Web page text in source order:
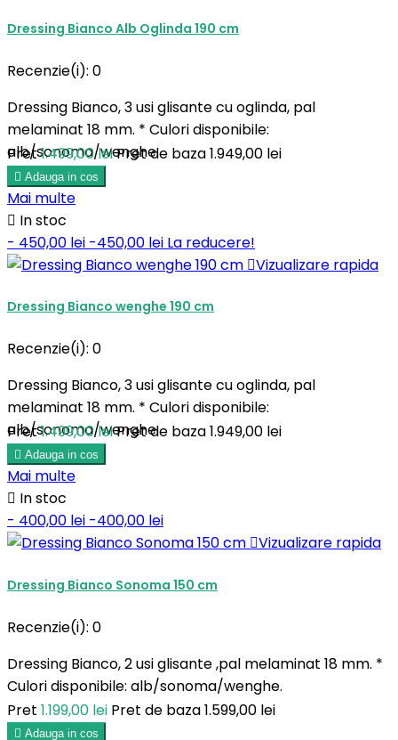
Dressing Bianco Alb Oglinda 190 cm
Recenzie(i): 0
Dressing Bianco, 3 usi glisante cu oglinda, pal
melaminat 18 mm. * Culori disponibile:
alb/sonoma/wenghe.
Pret1.499,00 leiPret de baza1.949,00 lei
 Adauga in cos
Mai multe
 In stoc
- 450,00 lei -450,00 lei La reducere!
Vizualizare rapida
Dressing Bianco wenghe 190 cm
Recenzie(i): 0
Dressing Bianco, 3 usi glisante cu oglinda, pal
melaminat 18 mm. * Culori disponibile:
alb/sonoma/wenghe.
Pret1.499,00 leiPret de baza1.949,00 lei
 Adauga in cos
Mai multe
 In stoc
- 400,00 lei -400,00 lei
Vizualizare rapida
Dressing Bianco Sonoma 150 cm
Recenzie(i): 0
Dressing Bianco, 2 usi glisante ,pal melaminat 18 mm. *
Culori disponibile: alb/sonoma/wenghe.
Pret 1.199,00 lei Pret de baza1.599,00 lei
 Adauga in cos